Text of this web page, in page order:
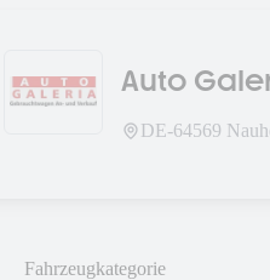
Auto
DE-64569
Fahrzeugkategorie